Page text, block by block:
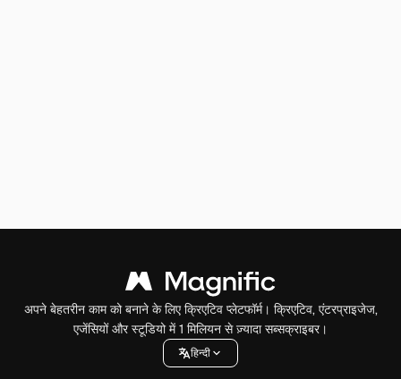
अपने बेहतरीन काम को बनाने के लिए क्रिएटिव प्लेटफॉर्म। क्रिएटिव, एंटरप्राइजेज,
एजेंसियों और स्टूडियो में 1 मिलियन से ज़्यादा सब्सक्राइबर।
हिन्दी